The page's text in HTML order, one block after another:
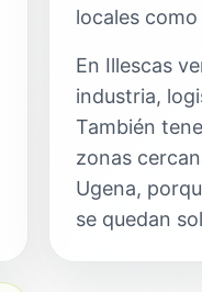
locales
En Illescas
industria,
También
zonas
Ugena,
se quedan